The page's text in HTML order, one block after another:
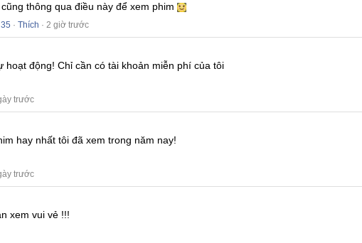
thông qua điều này để xem phim
35 · Thích · 2 giờ trước
hoạt động! Chỉ cần có tài khoản miễn phí của tôi
trước
hay nhất tôi đã xem trong năm nay!
trước
xem vui vẻ !!!